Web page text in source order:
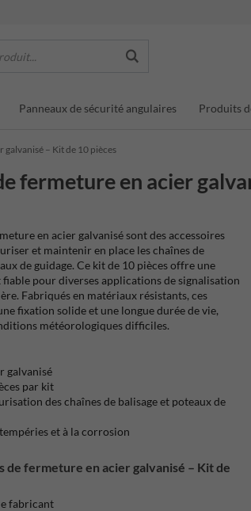
Panneaux de sécurité angulaires Produits
– Kit de 10 pièces
fermeture en acier
en acier galvanisé sont des accessoires
et maintenir en place les chaînes de
de guidage. Ce kit de 10 pièces offre une
pour diverses applications de signalisation
Fabriqués en matériaux résistants, ces
fixation solide et une longue durée de vie,
météorologiques difficiles.
galvanisé
par kit
des chaînes de balisage et poteaux de
et à la corrosion
de fermeture en acier galvanisé – Kit de
fabricant